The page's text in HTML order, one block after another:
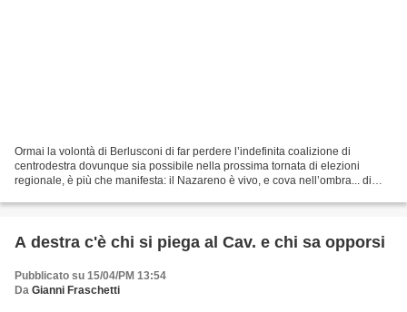
Ormai la volontà di Berlusconi di far perdere l’indefinita coalizione di
centrodestra dovunque sia possibile nella prossima tornata di elezioni
regionale, è più che manifesta: il Nazareno è vivo, e cova nell’ombra... di
A destra c'è chi si piega al Cav. e chi sa opporsi
Pubblicato su 15/04/PM 13:54
Da Gianni Fraschetti